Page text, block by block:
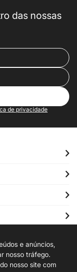
e anúncios,
nosso tráfego.
nosso site com
das nossas
de privacidade